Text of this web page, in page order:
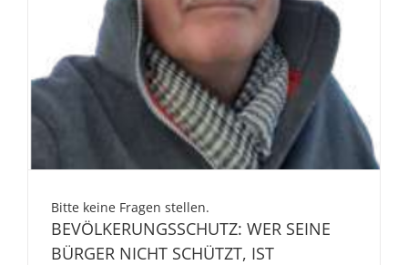
Bitte keine Fragen stellen.
BEVÖLKERUNGSSCHUTZ: WER SEINE
BÜRGER NICHT SCHÜTZT, IST